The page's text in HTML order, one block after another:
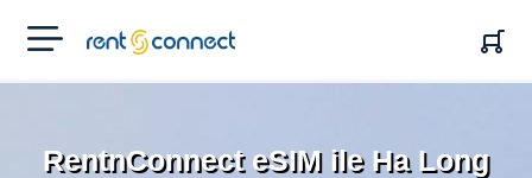
RENT'N
CONNECT
RentnConnect eSIM ile Ha Long